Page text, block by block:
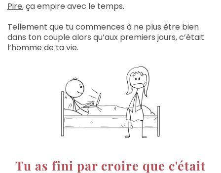
Pire, ça empire avec le temps.
Tellement que tu commences à ne plus être bien
dans ton couple alors qu’aux premiers jours, c’était
l’homme de ta vie.
Tu as fini par croire que c'était